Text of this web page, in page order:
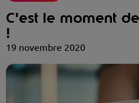
C'est le moment
!
19 novembre 2020